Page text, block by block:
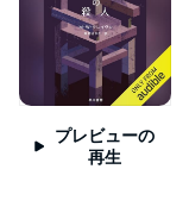
プレビューの
再生